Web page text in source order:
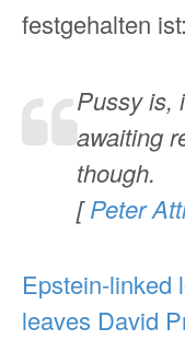
festgehalten ist:
Pussy is,
awaiting
though.
[Peter
Epstein-linked
leaves David